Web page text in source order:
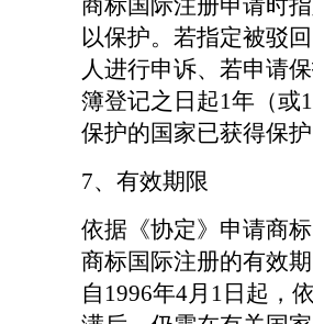
商标国际注册申请时
以保护。若指定被驳
人进行申诉、若申请
簿登记之日起1年（或
保护的国家已获得保
7、有效期限
依据《协定》申请商
商标国际注册的有效
自1996年4月1日起，